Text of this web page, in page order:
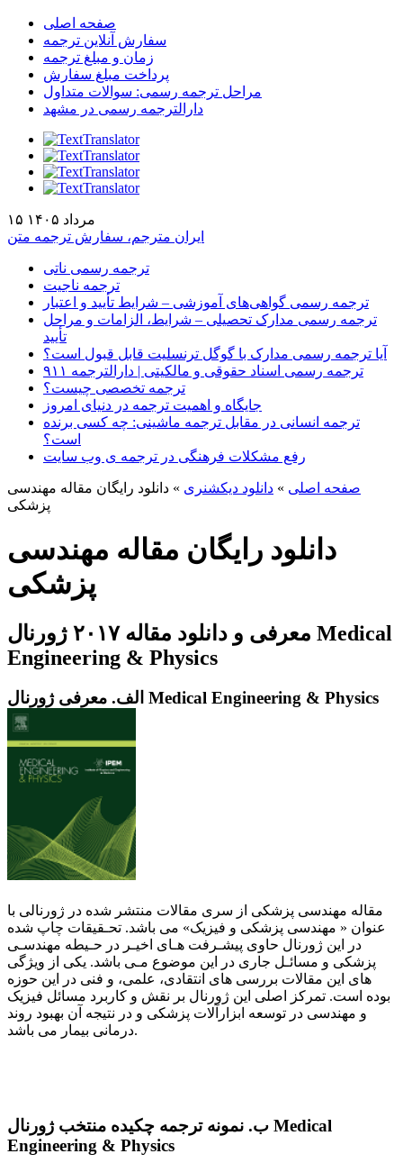
صفحه اصلی
سفارش آنلاین ترجمه
زمان و مبلغ ترجمه
پرداخت مبلغ سفارش
مراحل ترجمه رسمی: سوالات متداول
دارالترجمه رسمی در مشهد
۱۵ مرداد ۱۴۰۵
ایران مترجم، سفارش ترجمه متن
ترجمه رسمی ناتی
ترجمه ناجیت
ترجمه رسمی گواهی‌های آموزشی – شرایط تأیید و اعتبار
ترجمه رسمی مدارک تحصیلی – شرایط، الزامات و مراحل
تأیید
آیا ترجمه رسمی مدارک با گوگل ترنسلیت قابل قبول است؟
ترجمه رسمی اسناد حقوقی و مالکیتی | دارالترجمه ۹۱۱
ترجمه تخصصی چیست؟
جایگاه و اهمیت ترجمه در دنیای امروز
ترجمه انسانی در مقابل ترجمه ماشینی: چه کسی برنده
است؟
رفع مشکلات فرهنگی در ترجمه ی وب سایت
صفحه اصلی » دانلود دیکشنری » دانلود رایگان مقاله مهندسی
پزشکی
دانلود رایگان مقاله مهندسی
پزشکی
Medical
Engineering & Physics
Medical Engineering & Physics
مقاله مهندسی پزشکی از سری مقالات منتشر شده در ژورنالی با
عنوان « مهندسی پزشکی و فیزیک» می باشد. تحـقیقات چاپ شده
در این ژورنال حاوی پیشـرفت هـای اخیـر در حـیطه مهندسـی
پزشکی و مسائـل جاری در این موضوع مـی باشد. یکی از ویژگی
های این مقالات بررسی های انتقادی، علمی، و فنی در این حوزه
بوده است. تمرکز اصلی این ژورنال بر نقش و کاربرد مسائل فیزیک
و مهندسی در توسعه ابزارآلات پزشکی و در نتیجه آن بهبود روند
درمانی بیمار می باشد.
Medical
Engineering & Physics